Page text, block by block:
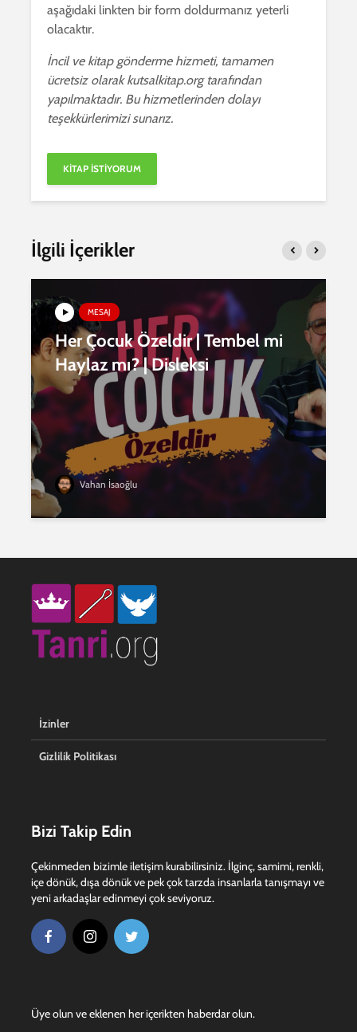
aşağıdaki linkten bir form doldurmanız yeterli
olacaktır.
İncil ve kitap gönderme hizmeti, tamamen
ücretsiz olarak kutsalkitap.org tarafından
yapılmaktadır. Bu hizmetlerinden dolayı
teşekkürlerimizi sunarız.
İlgili İçerikler
MESAJ
Her Çocuk Özeldir | Tembel mi
Haylaz mı? | Disleksi
Vahan İsaoğlu
İzinler
Gizlilik Politikası
Bizi Takip Edin
Çekinmeden bizimle iletişim kurabilirsiniz. İlginç, samimi, renkli,
içe dönük, dışa dönük ve pek çok tarzda insanlarla tanışmayı ve
yeni arkadaşlar edinmeyi çok seviyoruz.
Üye olun ve eklenen her içerikten haberdar olun.